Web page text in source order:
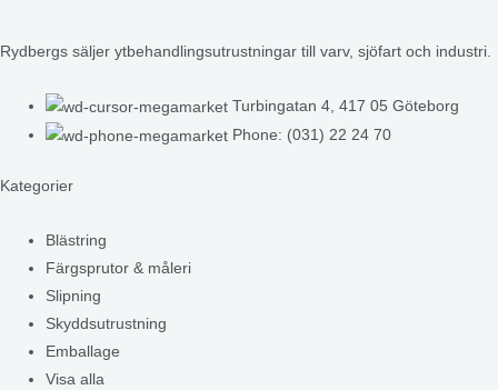
Rydbergs säljer ytbehandlingsutrustningar till varv, sjöfart och industri.
Turbingatan 4, 417 05 Göteborg
Phone: (031) 22 24 70
Kategorier
Blästring
Färgsprutor & måleri
Slipning
Skyddsutrustning
Emballage
Visa alla